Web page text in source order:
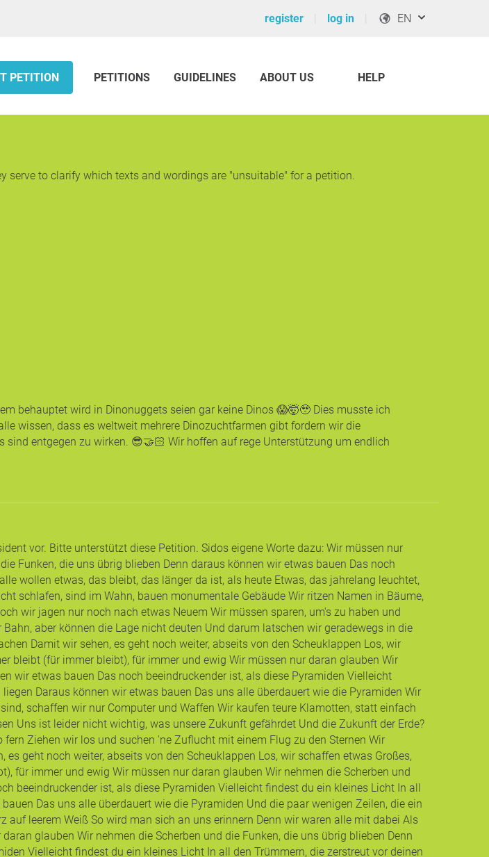
register log in EN
PETITION PETITIONS GUIDELINES ABOUT US HELP
serve to clarify which texts and wordings are "unsuitable" for a petition.
behauptet wird in Dinonuggets seien gar keine Dinos 😱🤯🥹 Dies musste ich
wissen, dass es weltweit mehrere Dinozuchtfarmen gibt fordern wir die
entgegen zu wirken. 😎🤝🏻 Wir hoffen auf rege Unterstützung um endlich
vor. Bitte unterstützt diese Petition. Sidos eigene Worte dazu: Wir müssen nur
Funken, die uns übrig blieben Denn daraus können wir etwas bauen Das noch
wollen etwas, das bleibt, das länger da ist, als heute Etwas, das jahrelang leuchtet,
schlafen, sind im Wahn, bauen monumentale Gebäude Wir ritzen Namen in Bäume,
wir jagen nur noch nach etwas Neuem Wir müssen sparen, um's zu haben und
aber können die Lage nicht deuten Und darum latschen wir geradewegs in die
Damit wir sehen, es geht noch weiter, abseits von den Scheuklappen Los, wir
bleibt (für immer bleibt), für immer und ewig Wir müssen nur daran glauben Wir
wir etwas bauen Das noch beeindruckender ist, als diese Pyramiden Vielleicht
Daraus können wir etwas bauen Das uns alle überdauert wie die Pyramiden Wir
schaffen wir nur Computer und Waffen Wir kaufen teure Klamotten, statt einfach
Uns ist leider nicht wichtig, was unsere Zukunft gefährdet Und die Zukunft der Erde?
Ziehen wir los und suchen 'ne Zuflucht mit einem Flug zu den Sternen Wir
geht noch weiter, abseits von den Scheuklappen Los, wir schaffen etwas Großes,
für immer und ewig Wir müssen nur daran glauben Wir nehmen die Scherben und
beeindruckender ist, als diese Pyramiden Vielleicht findest du ein kleines Licht In all
Das uns alle überdauert wie die Pyramiden Und die paar wenigen Zeilen, die ein
leerem Weiß So wird man sich an uns erinnern Denn wir waren alle mit dabei Als
glauben Wir nehmen die Scherben und die Funken, die uns übrig blieben Denn
Vielleicht findest du ein kleines Licht In all den Trümmern, die zerstreut vor deinen